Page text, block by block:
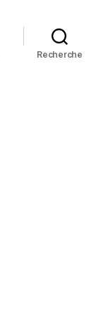
Recherche